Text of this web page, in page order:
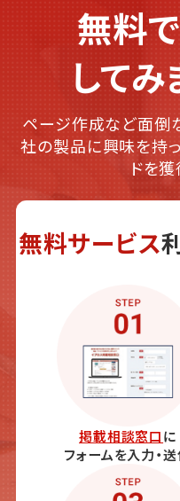
無料
してみ
ページ作成など面倒
社の製品に興味を持
ドを
無料サービス
掲載相談窓口に
フォームを入力・